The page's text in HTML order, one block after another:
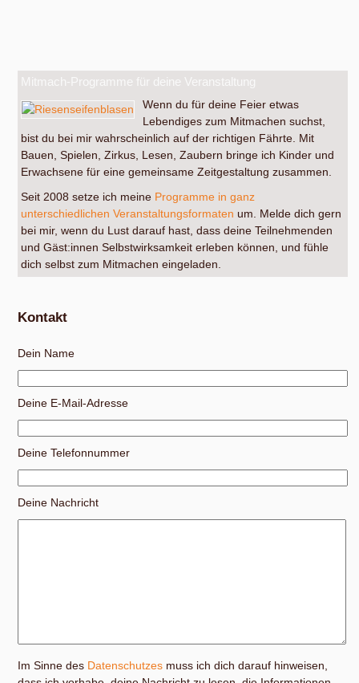
Mitmach-Programme für deine Veranstaltung
Wenn du für deine Feier etwas
Lebendiges zum Mitmachen suchst,
bist du bei mir wahrscheinlich auf der richtigen Fährte. Mit
Bauen, Spielen, Zirkus, Lesen, Zaubern bringe ich Kinder und
Erwachsene für eine gemeinsame Zeitgestaltung zusammen.
Seit 2008 setze ich meine Programme in ganz
unterschiedlichen Veranstaltungsformaten um. Melde dich gern
bei mir, wenn du Lust darauf hast, dass deine Teilnehmenden
und Gäst:innen Selbstwirksamkeit erleben können, und fühle
dich selbst zum Mitmachen eingeladen.
Kontakt
Dein Name
Deine E-Mail-Adresse
Deine Telefonnummer
Deine Nachricht
Im Sinne des Datenschutzes muss ich dich darauf hinweisen,